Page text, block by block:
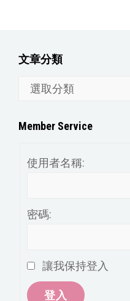
文章分類
分
Member Service
使用者名稱:
密碼:
讓我保持登入
登入